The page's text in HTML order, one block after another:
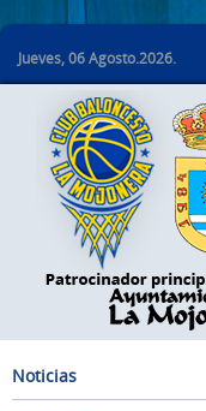
Jueves, 06 Agosto.2026.
Noticias